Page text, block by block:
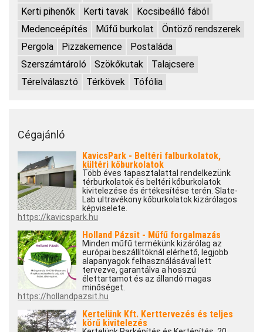
Kerti pihenők
Kerti tavak
Kocsibeálló fából
Medenceépítés
Műfű burkolat
Öntöző rendszerek
Pergola
Pizzakemence
Postaláda
Szerszámtároló
Szökőkutak
Talajcsere
Térelválasztó
Térkövek Tófólia
Cégajánló
KavicsPark - Beltéri falburkolatok,
kültéri kőburkolatok
Több éves tapasztalattal rendelkezünk
térburkolatok és beltéri kőburkolatok
kivitelezése és értékesítése terén. Slate-
Lab ultravékony kőburkolatok kizárólagos
képviselete.
https://kavicspark.hu
Holland Pázsit - Műfű forgalmazás
Minden műfű termékünk kizárólag az
európai beszállítóknál elérhető, legjobb
alapanyagok felhasználásával lett
tervezve, garantálva a hosszú
élettartamot és az állandó magas
minőséget.
https://hollandpazsit.hu
Kertelünk Kft. Kerttervezés és teljes
körű kivitelezés